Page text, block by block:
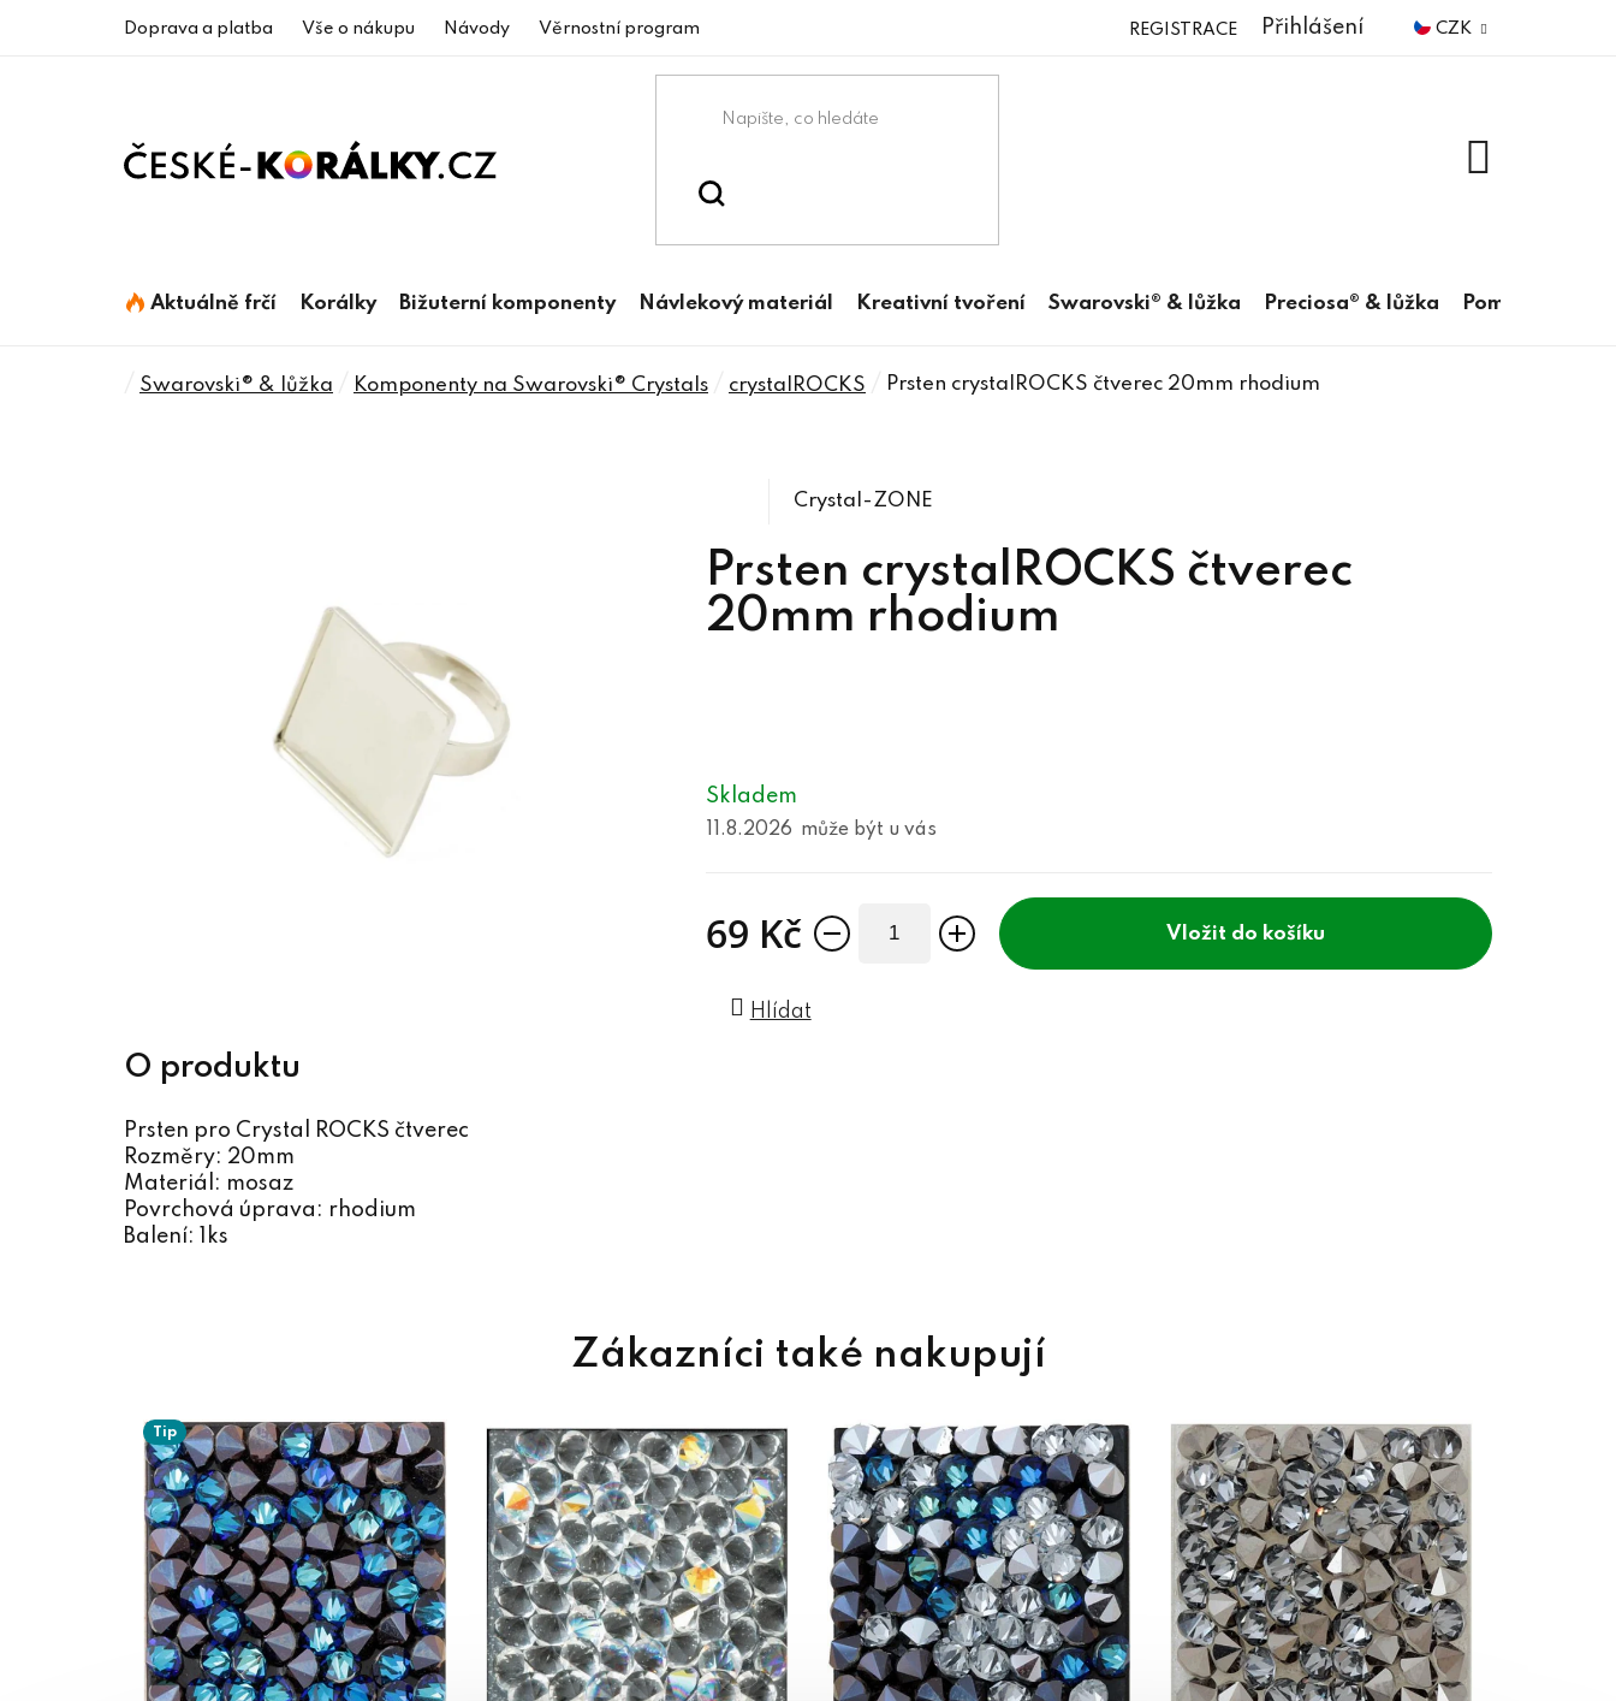
Doprava a platba Vše o nákupu Návody Věrnostní program CZK
Přihlášení
REGISTRACE
Aktuálně frčí Korálky Bižuterní komponenty Návlekový materiál Kreativní tvoření Swarovski® & lůžka Preciosa® & lůžka Pomůcky
Domů
Swarovski® & lůžka Komponenty na Swarovski® Crystals crystalROCKS Prsten crystalROCKS čtverec 20mm rhodium
Prsten crystalROCKS čtverec
20mm rhodium
Crystal-ZONE
Skladem
11.8.2026
69 Kč do košíku
Hlídat
Prsten pro Crystal ROCKS čtverec
Rozměry: 20mm
Materiál: mosaz
Povrchová úprava: rhodium
Balení: 1ks
Tip